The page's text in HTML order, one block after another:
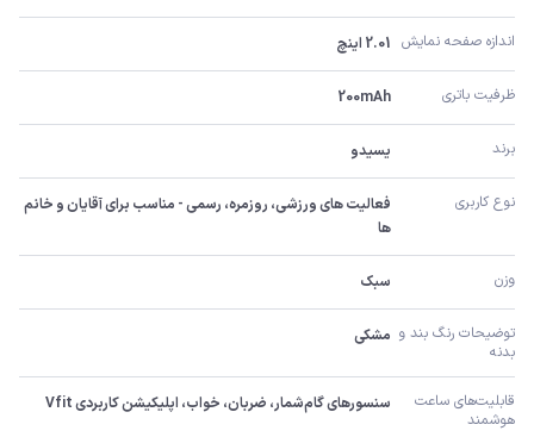
اندازه صفحه نمایش 2.01 اینچ
ظرفیت باتری 200mAh
برند یسیدو
نوع کاربری
ها
وزن سبک
بدنه
مشکی
هوشمند
سنسورهای گام‌شمار، ضربان، خواب، اپلیکیشن کاربردی Vfit